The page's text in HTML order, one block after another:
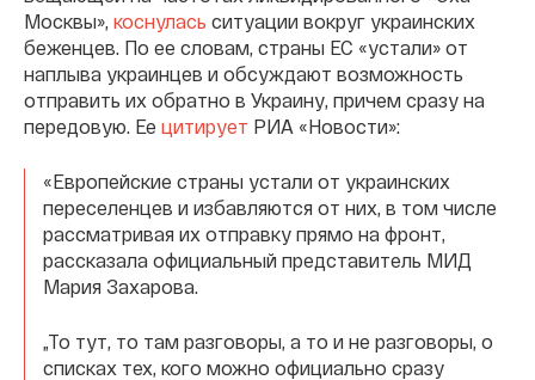
Москвы», коснулась ситуации вокруг украинских
беженцев. По ее словам, страны ЕС «устали» от
наплыва украинцев и обсуждают возможность
отправить их обратно в Украину, причем сразу на
передовую. Ее цитирует РИА «Новости»:
«Европейские страны устали от украинских
переселенцев и избавляются от них, в том числе
рассматривая их отправку прямо на фронт,
рассказала официальный представитель МИД
Мария Захарова.
„То тут, то там разговоры, а то и не разговоры, о
списках тех, кого можно официально сразу